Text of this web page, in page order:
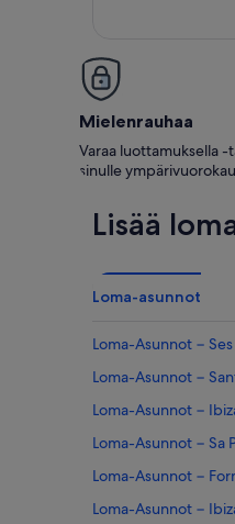
Mielenrauhaa
Varaa luottamuksella
sinulle
Lisää
Loma-asunnot
Loma-Asunnot −
Loma-Asunnot −
Loma-Asunnot −
Loma-Asunnot − Sa
Loma-Asunnot −
Loma-Asunnot −